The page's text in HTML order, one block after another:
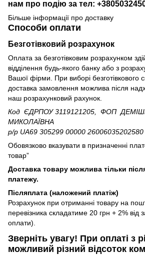
нам про подію за тел:
Більше інформації про доставку
Способи оплати
Безготівковий розрахунок
Оплата за безготівковим розрахунком
відділення будь-якого банку або з
Вашої фірми. При виборі безготівкового
доставка замовлення можлива після
наш розрахунковий рахунок.
Код ЄДРПОУ 3119121205, ФОП
МИКОЛАЇВНА
р/р UA69 305299 00000 26006035202580
Обовязково вказувати в призначенні
товар”
Доставка товару можлива тільки
платежу.
Післяплата (наложений платіж)
Розрахунок при отриманні товару на
перевізника складатиме 20 грн + 2% від
оплати).
Зверніть увагу!​ При оплаті з
можливий різний відсоток